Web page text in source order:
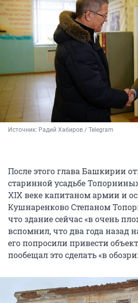
Источник: Радий Хабиров / Telegram
После этого глава Башкирии
старинной усадьбе
XIX веке капитаном армии и
Кушнаренково Степаном
что здание сейчас «в очень
вспомнил, что два года назад
его попросили привести
пообещал это сделать «в